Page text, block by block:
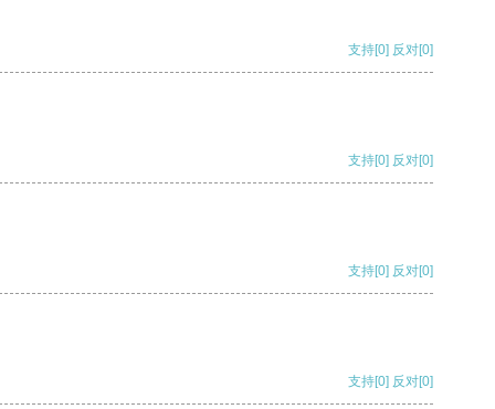
支持[0] 反对[0]
支持[0] 反对[0]
支持[0] 反对[0]
支持[0] 反对[0]